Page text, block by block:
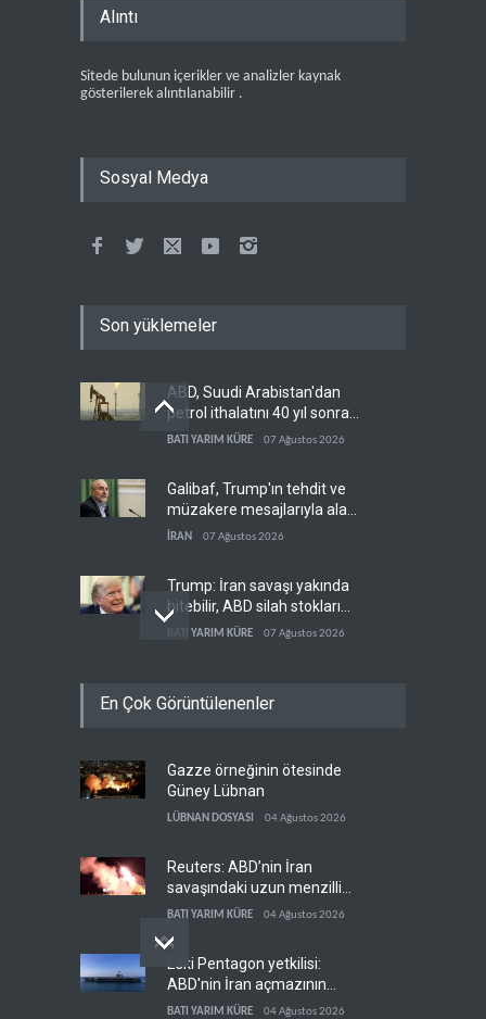
Alıntı
Sitede bulunun içerikler ve analizler kaynak
gösterilerek alıntılanabilir .
Sosyal Medya
Son yüklemeler
ABD, Suudi Arabistan'dan
petrol ithalatını 40 yıl sonra
ilk kez durdurdu
BATI YARIM KÜRE 07 Ağustos 2026
Galibaf, Trump'ın tehdit ve
müzakere mesajlarıyla alay
etti
İRAN 07 Ağustos 2026
Trump: İran savaşı yakında
bitebilir, ABD silah stokları
zorlanıyor
BATI YARIM KÜRE 07 Ağustos 2026
yerine askeri üs projesi
Suudi Arabistan, Türkiye ve
Pakistan ortak savunma
anlaşması imzaladı
07 Ağustos 2026
En Çok Görüntülenenler
Gazze örneğinin ötesinde
Güney Lübnan
LÜBNAN DOSYASI 04 Ağustos 2026
Reuters: ABD’nin İran
savaşındaki uzun menzilli
füze stokları tükenme
BATI YARIM KÜRE 04 Ağustos 2026
Eski Pentagon yetkilisi:
ABD'nin İran açmazının
çözümü Somaliland
BATI YARIM KÜRE 04 Ağustos 2026